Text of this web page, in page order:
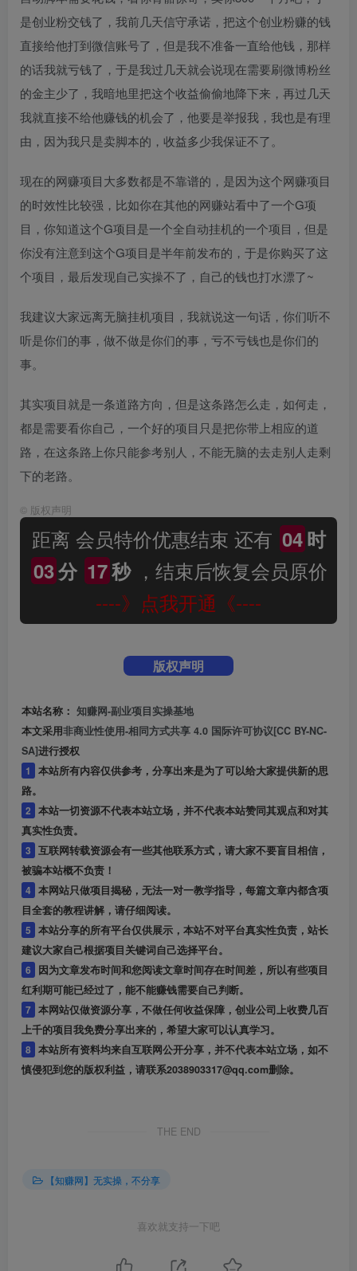
是创业粉交钱了，我前几天信守承诺，把这个创业粉赚的钱
直接给他打到微信账号了，但是我不准备一直给他钱，那样
的话我就亏钱了，于是我过几天就会说现在需要刷微博粉丝
的金主少了，我暗地里把这个收益偷偷地降下来，再过几天
我就直接不给他赚钱的机会了，他要是举报我，我也是有理
由，因为我只是卖脚本的，收益多少我保证不了。
现在的网赚项目大多数都是不靠谱的，是因为这个网赚项目
的时效性比较强，比如你在其他的网赚站看中了一个G项
目，你知道这个G项目是一个全自动挂机的一个项目，但是
你没有注意到这个G项目是半年前发布的，于是你购买了这
个项目，最后发现自己实操不了，自己的钱也打水漂了~
我建议大家远离无脑挂机项目，我就说这一句话，你们听不
听是你们的事，做不做是你们的事，亏不亏钱也是你们的
事。
其实项目就是一条道路方向，但是这条路怎么走，如何走，
都是需要看你自己，一个好的项目只是把你带上相应的道
路，在这条路上你只能参考别人，不能无脑的去走别人走剩
下的老路。
© 版权声明
距离 会员特价优惠结束 还有 04时
03分 17秒，结束后恢复会员原价
----》点我开通《----
版权声明
本站名称： 知赚网-副业项目实操基地
本文采用非商业性使用-相同方式共享 4.0 国际许可协议[CC BY-NC-
SA]进行授权
1
本站所有内容仅供参考，分享出来是为了可以给大家提供新的思
路。
2 本站一切资源不代表本站立场，并不代表本站赞同其观点和对其
真实性负责。
3 互联网转载资源会有一些其他联系方式，请大家不要盲目相信，
被骗本站概不负责！
4 本网站只做项目揭秘，无法一对一教学指导，每篇文章内都含项
目全套的教程讲解，请仔细阅读。
5 本站分享的所有平台仅供展示，本站不对平台真实性负责，站长
建议大家自己根据项目关键词自己选择平台。
6
因为文章发布时间和您阅读文章时间存在时间差，所以有些项目
红利期可能已经过了，能不能赚钱需要自己判断。
7 本网站仅做资源分享，不做任何收益保障，创业公司上收费几百
上千的项目我免费分享出来的，希望大家可以认真学习。
8 本站所有资料均来自互联网公开分享，并不代表本站立场，如不
慎侵犯到您的版权利益，请联系2038903317@qq.com删除。
THE END
【知赚网】无实操，不分享
喜欢就支持一下吧